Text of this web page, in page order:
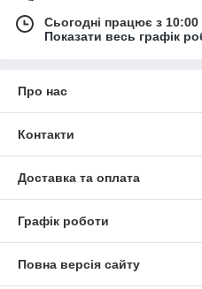
Сьогодні працює з
Показати весь графік
Про нас
Контакти
Доставка та оплата
Графік роботи
Повна версія сайту